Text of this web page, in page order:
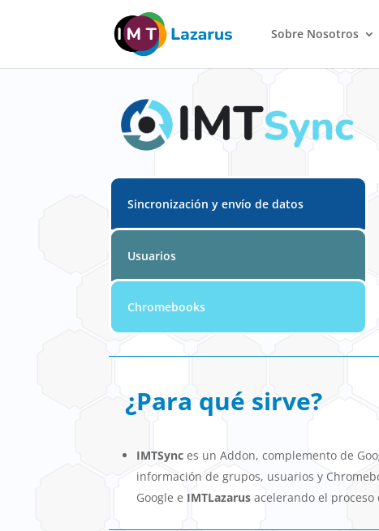
Sobre Nosotros
Sincronización y envío de datos
Usuarios
Chromebooks
¿Para qué sirve?
IMTSync es un Addon, complemento de
información de grupos, usuarios y
Google e IMTLazarus acelerando el